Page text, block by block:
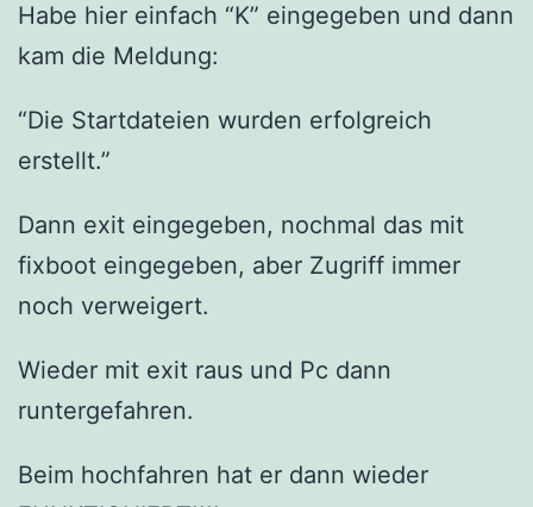
Habe hier einfach “K” eingegeben und dann
kam die Meldung:
“Die Startdateien wurden erfolgreich
erstellt.”
Dann exit eingegeben, nochmal das mit
fixboot eingegeben, aber Zugriff immer
noch verweigert.
Wieder mit exit raus und Pc dann
runtergefahren.
Beim hochfahren hat er dann wieder